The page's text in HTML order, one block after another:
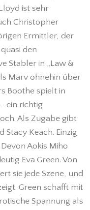
ist sehr
Christopher
Ermittler, der
den
Stabler in „Law &
Marv ohnehin über
Boothe spielt in
ein richtig
Als Zugabe gibt
Stacy Keach. Einzig
Aokis Miho
Eva Green. Von
sie jede Szene, und
Green schafft mit
Spannung als